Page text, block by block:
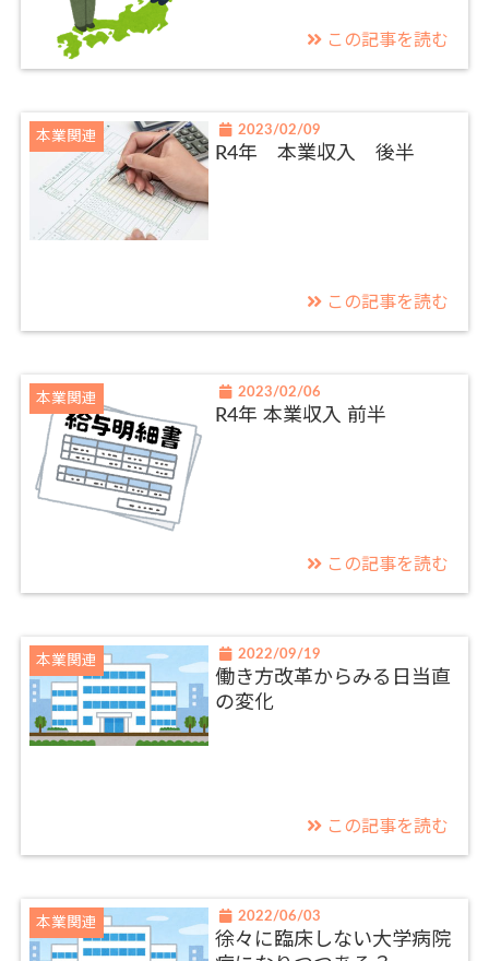
この記事を読む
本業関連 2023/02/09
R4年 本業収入 後半
この記事を読む
本業関連 2023/02/06
R4年 本業収入 前半
この記事を読む
本業関連 2022/09/19
働き方改革からみる日当直
の変化
この記事を読む
本業関連 2022/06/03
徐々に臨床しない大学病院